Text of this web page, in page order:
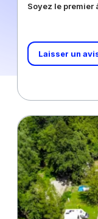
Soyez le premier
Laisser un